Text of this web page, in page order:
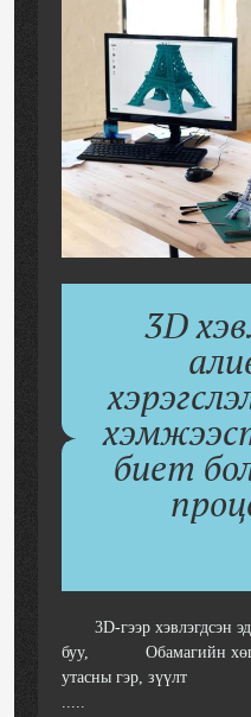
3D
биет
3D-гээр хэвлэгдсэн эд
буу, Обамагийн
утасны гэр,
.....